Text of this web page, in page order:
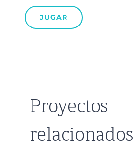
JUGAR
Proyectos
relacionados